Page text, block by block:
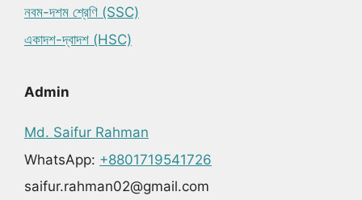
নবম-দশম শ্রেণি (SSC)
একাদশ-দ্বাদশ (HSC)
Admin
Md. Saifur Rahman
WhatsApp: +8801719541726
saifur.rahman02@gmail.com